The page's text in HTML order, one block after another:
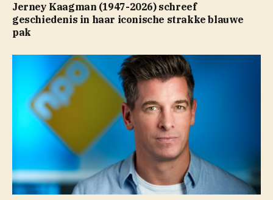
Jerney Kaagman (1947-2026) schreef
geschiedenis in haar iconische strakke blauwe
pak